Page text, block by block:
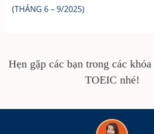
(THÁNG 6 – 9/2025)
Hẹn gặp các bạn trong các
TOEIC nhé!